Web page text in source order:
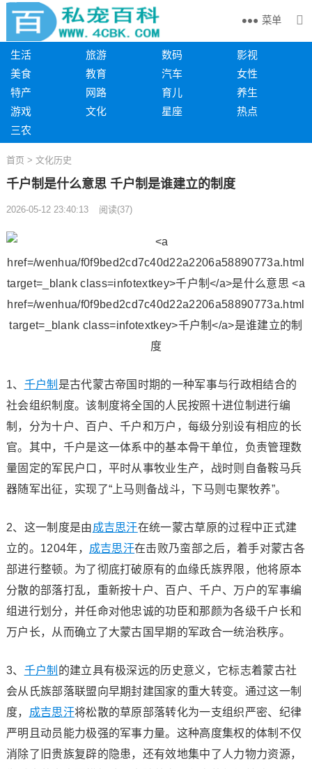
菜单
生活 旅游 数码
影视
美食
教育 汽车
女性
特产
网路 育儿
养生
游戏
文化 星座
热点
三农
首页 > 文化历史
千户制是什么意思 千户制是谁建立的制度
2026-05-12 23:40:13 阅读(37)
1、 千户制 是古代蒙古帝国时期的一种军事与行政相结合的
社会组织制度。该制度将全国的人民按照十进位制进行编
制，分为十户、百户、千户和万户，每级分别设有相应的长
官。其中，千户是这一体系中的基本骨干单位，负责管理数
量固定的军民户口，平时从事牧业生产，战时则自备鞍马兵
器随军出征，实现了“上马则备战斗，下马则屯聚牧养”。
2、这一制度是由成吉思汗在统一蒙古草原的过程中正式建
立的。1204年， 成吉思汗在击败乃蛮部之后，着手对蒙古各
部进行整顿。为了彻底打破原有的血缘氏族界限，他将原本
分散的部落打乱，重新按十户、百户、千户、万户的军事编
组进行划分，并任命对他忠诚的功臣和那颜为各级千户长和
万户长，从而确立了大蒙古国早期的军政合一统治秩序。
3、 千户制 的建立具有极深远的历史意义，它标志着蒙古社
会从氏族部落联盟向早期封建国家的重大转变。通过这一制
度， 成吉思汗将松散的草原部落转化为一支组织严密、纪律
严明且动员能力极强的军事力量。这种高度集权的体制不仅
消除了旧贵族复辟的隐患，还有效地集中了人力物力资源，